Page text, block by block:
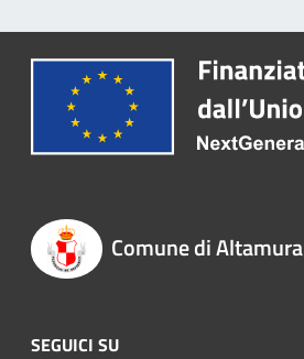
Comune di Altamura
SEGUICI SU